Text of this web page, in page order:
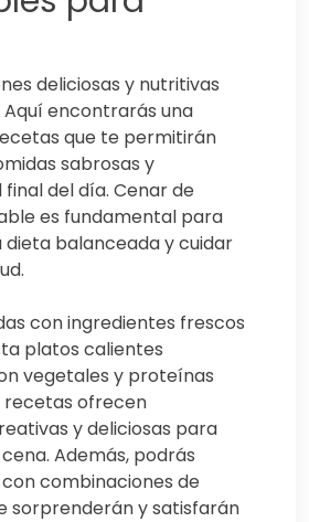
deliciosas y nutritivas
encontrarás una
que te permitirán
sabrosas y
del día. Cenar de
es fundamental para
balanceada y cuidar
con ingredientes frescos
platos calientes
vegetales y proteínas
recetas ofrecen
y deliciosas para
Además, podrás
combinaciones de
sorprenderán y satisfarán